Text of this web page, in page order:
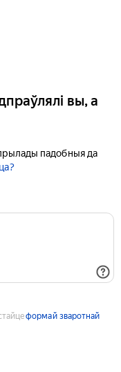
вы, а
падобныя да
формай зваротнай